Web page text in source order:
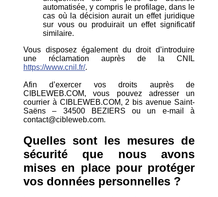
automatisée, y compris le profilage, dans le
cas où la décision aurait un effet juridique
sur vous ou produirait un effet significatif
similaire.
Vous disposez également du droit d’introduire
une réclamation auprès de la CNIL
https://www.cnil.fr/.
Afin d’exercer vos droits auprès de
CIBLEWEB.COM, vous pouvez adresser un
courrier à CIBLEWEB.COM, 2 bis avenue Saint-
Saëns – 34500 BEZIERS ou un e-mail à
contact@cibleweb.com.
Quelles sont les mesures de
sécurité que nous avons
mises en place pour protéger
vos données personnelles ?